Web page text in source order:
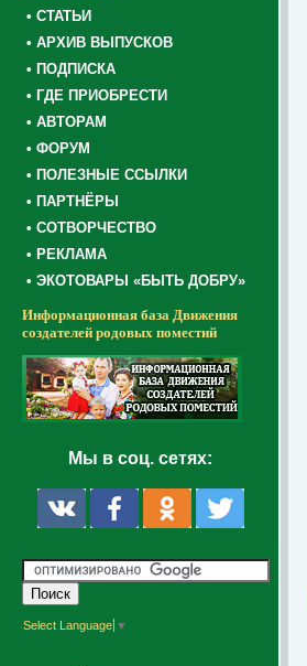
• СТАТЬИ
• АРХИВ ВЫПУСКОВ
• ПОДПИСКА
• ГДЕ ПРИОБРЕСТИ
• АВТОРАМ
• ФОРУМ
• ПОЛЕЗНЫЕ ССЫЛКИ
• ПАРТНЁРЫ
• СОТВОРЧЕСТВО
• РЕКЛАМА
• ЭКОТОВАРЫ «БЫТЬ ДОБРУ»
Информационная база Движения
создателей родовых поместий
Мы в соц. сетях:
Select Language ▼